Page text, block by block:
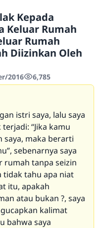
Kepada
Keluar Rumah
Rumah
Diizinkan Oleh
2016 6,785
istri saya, lalu saya
“Jika kamu
saya, maka berarti
sebenarnya saya
rumah tanpa seizin
tidak tahu apa niat
itu, apakah
atau bukan ?, saya
kalimat
bahwa saya